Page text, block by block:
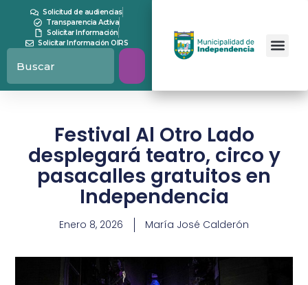
Solicitud de audiencias
Transparencia Activa
Solicitar Información
Solicitar Información OIRS
Festival Al Otro Lado
desplegará teatro, circo y
pasacalles gratuitos en
Independencia
Enero 8, 2026 María José Calderón